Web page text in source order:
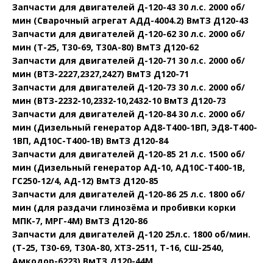
Запчасти для двигателей Д-120-43 30 л.с. 2000 об/
мин (Сварочный агрегат АДД-4004.2) ВмТЗ Д120-43
Запчасти для двигателей Д-120-62 30 л.с. 2000 об/
мин (Т-25, Т30-69, Т30А-80) ВмТЗ Д120-62
Запчасти для двигателей Д-120-71 30 л.с. 2000 об/
мин (ВТЗ-2227,2327,2427) ВмТЗ Д120-71
Запчасти для двигателей Д-120-73 30 л.с. 2000 об/
мин (ВТЗ-2232-10,2332-10,2432-10 ВмТЗ Д120-73
Запчасти для двигателей Д-120-84 30 л.с. 2000 об/
мин (Дизельный генератор АД8-Т400-1ВП, ЭД8-Т400-
1ВП, АД10С-Т400-1В) ВмТЗ Д120-84
Запчасти для двигателей Д-120-85 21 л.с. 1500 об/
мин (Дизельный генератор АД-10, АД10С-Т400-1В,
ГС250-12/4, АД-12) ВмТЗ Д120-85
Запчасти для двигателей Д-120-86 25 л.с. 1800 об/
мин (для раздачи глинозёма и пробивки корки
МПК-7, МРГ-4М) ВмТЗ Д120-86
Запчасти для двигателей Д-120 25л.с. 1800 об/мин.
(Т-25, Т30-69, Т30А-80, ХТЗ-2511, Т-16, СШ-2540,